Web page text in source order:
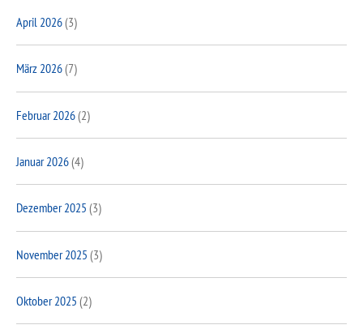
April 2026(3)
März 2026(7)
Februar 2026(2)
Januar 2026(4)
Dezember 2025 (3)
November 2025 (3)
Oktober 2025 (2)